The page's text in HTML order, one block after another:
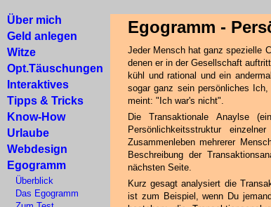
Über mich
Geld anlegen
Witze
Opt.Täuschungen
Interaktives
Tipps & Tricks
Know-How
Urlaube
Webdesign
Egogramm
Überblick
Das Egogramm
Egogramm -
Jeder Mensch hat ganz spezielle
denen er in der Gesellschaft
kühl und rational und ein
sogar ganz sein persönliches
meint: "Ich war's nicht".
Die Transaktionale Anaylse
Persönlichkeitsstruktur
Zusammenleben mehrerer
Beschreibung der
nächsten Seite.
Kurz gesagt analysiert die
ist zum Beispiel, wenn Du